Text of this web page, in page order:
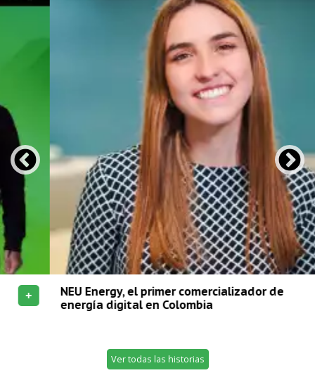
NEU Energy, el primer comercializador de
energía digital en Colombia
+
Ver todas las historias